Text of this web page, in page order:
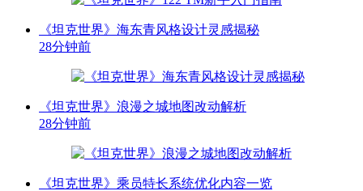
《坦克世界》海东青风格设计灵感揭秘
28分钟前
《坦克世界》浪漫之城地图改动解析
28分钟前
《坦克世界》乘员特长系统优化内容一览